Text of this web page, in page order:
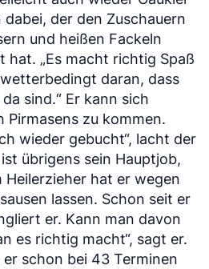
der den Zuschauern
und heißen Fackeln
hat. „Es macht richtig Spaß
daran, dass
sind.“ Er kann sich
zu kommen.
wieder gebucht“, lacht der
übrigens sein Hauptjob,
Heilerzieher hat er wegen
lassen. Schon seit er
er. Kann man davon
es richtig macht“, sagt er.
schon bei 43 Terminen